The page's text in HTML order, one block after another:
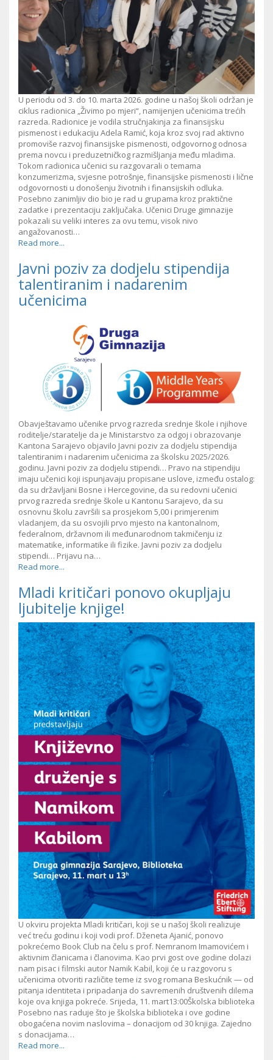
U periodu od 3. do 10. marta 2026. godine u našoj školi održan je
ciklus radionica „Živimo po mjeri“, namijenjen učenicima trećih
razreda. Radionice je vodila stručnjakinja za finansijsku
pismenost i edukaciju Adela Ramić, koja kroz svoj rad aktivno
promoviše razvoj finansijske pismenosti, odgovornog odnosa
prema novcu i preduzetničkog razmišljanja među mladima.
Tokom radionica učenici su razgovarali o temama
konzumerizma, svjesne potrošnje, finansijske pismenosti i lične
odgovornosti u donošenju životnih i finansijskih odluka.
Posebno zanimljiv dio bio je rad u grupama kroz praktične
zadatke i prezentaciju zaključaka. Učenici Druge gimnazije
pokazali su veliki interes za ovu temu, visok nivo
angažovanosti…
Read more...
Javni poziv za dodjelu stipendija
talentiranim i nadarenim
učenicima
Obavještavamo učenike prvog razreda srednje škole i njihove
roditelje/staratelje da je Ministarstvo za odgoj i obrazovanje
Kantona Sarajevo objavilo Javni poziv za dodjelu stipendija
talentiranim i nadarenim učenicima za školsku 2025/2026.
godinu. Javni poziv za dodjelu stipendi… Pravo na stipendiju
imaju učenici koji ispunjavaju propisane uslove, između ostalog:
da su državljani Bosne i Hercegovine, da su redovni učenici
prvog razreda srednje škole u Kantonu Sarajevo, da su
osnovnu školu završili sa prosjekom 5,00 i primjerenim
vladanjem, da su osvojili prvo mjesto na kantonalnom,
federalnom, državnom ili međunarodnom takmičenju iz
matematike, informatike ili fizike. Javni poziv za dodjelu
stipendi… Prijavu na…
Read more...
Mladi kritičari ponovo okupljaju
ljubitelje knjige!
U okviru projekta Mladi kritičari, koji se u našoj školi realizuje
već treću godinu i koji vodi prof. Dženeta Ajanić, ponovo
pokrećemo Book Club na čelu s prof. Nemranom Imamovićem i
aktivnim članicama i članovima. Kao prvi gost ove godine dolazi
nam pisac i filmski autor Namik Kabil, koji će u razgovoru s
učenicima otvoriti različite teme iz svog romana Beskućnik — od
pitanja identiteta i pripadanja do savremenih društvenih dilema
koje ova knjiga pokreće. Srijeda, 11. mart13:00Školska biblioteka
Posebno nas raduje što je školska biblioteka i ove godine
obogaćena novim naslovima – donacijom od 30 knjiga. Zajedno
s donacijama…
Read more...